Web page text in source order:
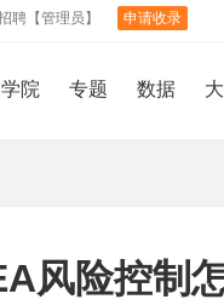
聘【管理员】 申请收录
学院 专题 数据
风险控